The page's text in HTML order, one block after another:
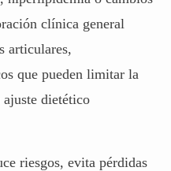
clínica general
articulares,
que pueden limitar la
dietético
riesgos, evita pérdidas